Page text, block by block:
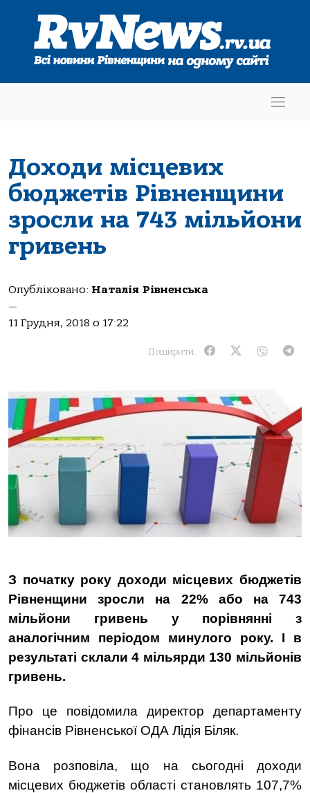
Доходи місцевих
бюджетів Рівненщини
зросли на 743 мільйони
гривень
Опубліковано: Наталія Рівненська
—
11 Грудня, 2018 о 17:22
Поширити:
З початку року доходи місцевих бюджетів
Рівненщини зросли на 22% або на 743
мільйони гривень у порівнянні з
аналогічним періодом минулого року. І в
результаті склали 4 мільярди 130 мільйонів
гривень.
Про це повідомила директор департаменту
фінансів Рівненської ОДА Лідія Біляк.
Вона розповіла, що на сьогодні доходи
місцевих бюджетів області становлять 107,7%